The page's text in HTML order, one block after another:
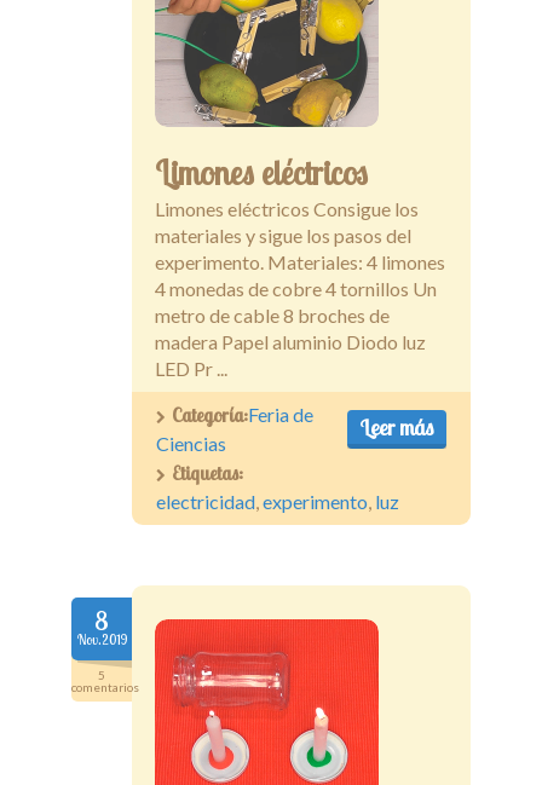
Limones eléctricos
Limones eléctricos Consigue los
materiales y sigue los pasos del
experimento. Materiales: 4 limones
4 monedas de cobre 4 tornillos Un
metro de cable 8 broches de
madera Papel aluminio Diodo luz
LED Pr ...
Leer más
Categoría:Feria de
Ciencias
Etiquetas:
electricidad,experimento, luz
8
Nov.2019
5
comentarios